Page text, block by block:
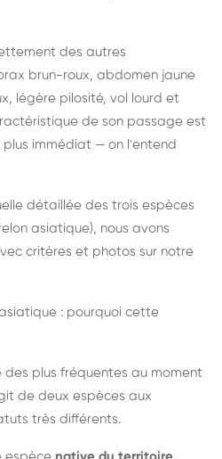
des autres
brun-roux, abdomen jaune
légère pilosité, vol lourd et
de son passage est
immédiat — on l'entend
détaillée des trois espèces
asiatique), nous avons
critères et photos sur notre
: pourquoi cette
plus fréquentes au moment
de deux espèces aux
très différents.